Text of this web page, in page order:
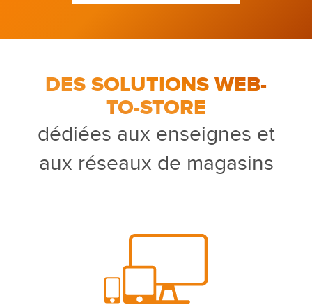
DES SOLUTIONS WEB-
TO-STORE
dédiées aux enseignes et
aux réseaux de magasins